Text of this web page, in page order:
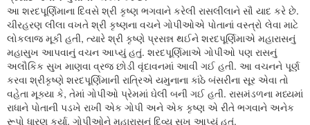
આ શરદપૂર્ણિમાના દિવસે શ્રી કૃષ્ણ ભગવાને કરેલી રાસલીલાને સૌ યાદ કરે છે.
ચીરહરણ લીલા વખતે શ્રી કૃષ્ણના વચને ગોપીઓએ પોતાનાં વસ્ત્રો લેવા માટે
લોકલાજ મૂકી હતી, ત્યારે શ્રી કૃષ્ણે પ્રસન્ન થઈને શરદપૂર્ણિમાએ મહારાસનું
મહાસુખ આપવાનું વચન આપ્યું હતું. શરદપૂર્ણિમાએ ગોપીઓ પણ રાસનું
અલૌકિક સુખ માણવા વ્રજ છોડી વૃંદાવનમાં આવી ગઈ હતી. આ વચનને પૂર્ણ
કરવા શ્રીકૃષ્ણે શરદપૂર્ણિમાની રાત્રિએ યમુનાના કાંઠે બંસરીના સૂર એવા તો
વહેતા મૂક્યા કે, તેમાં ગોપીઓ પ્રેમમાં ઘેલી બની ગઈ હતી. રાસમંડળના મધ્યમાં
રાધાને પોતાની પડખે રાખી એક ગોપી અને એક કૃષ્ણ એ રીતે ભગવાને અનેક
રૂપો ધારણ કર્યા. ગોપીઓને મહારાસનું દિવ્ય સુખ આપ્યું હતું.